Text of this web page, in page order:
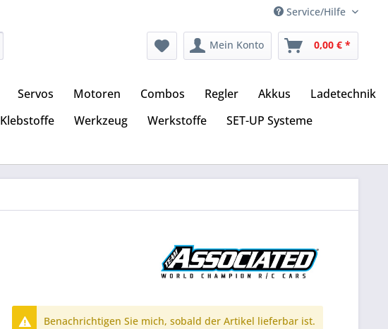
Service/Hilfe
Mein Konto 0,00 € *
Servos Motoren Combos Regler Akkus
Ladetechnik
Klebstoffe Werkzeug Werkstoffe
SET-UP Systeme
Benachrichtigen Sie mich, sobald der Artikel lieferbar ist.